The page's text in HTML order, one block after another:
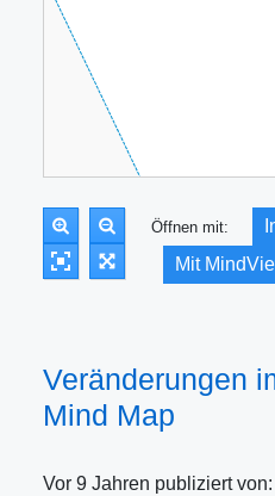
Öffnen mit:
Mit
Veränderungen
Mind Map
Vor 9 Jahren publiziert von: